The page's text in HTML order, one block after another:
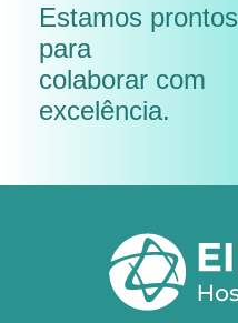
Estamos prontos
para
colaborar com
excelência.